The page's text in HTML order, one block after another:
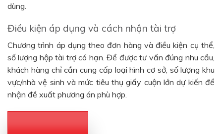
dùng.
Điều kiện áp dụng và cách nhận tài trợ
Chương trình áp dụng theo đơn hàng và điều kiện cụ thể,
số lượng hộp tài trợ có hạn. Để được tư vấn đúng nhu cầu,
khách hàng chỉ cần cung cấp loại hình cơ sở, số lượng khu
vực/nhà vệ sinh và mức tiêu thụ giấy cuộn lớn dự kiến để
nhận đề xuất phương án phù hợp.